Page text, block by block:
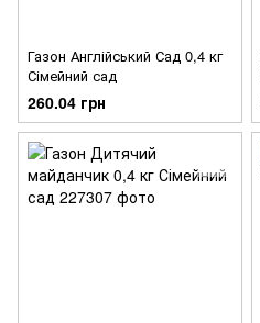
Газон Англійський Сад 0,4 кг
Сімейний сад
260.04 грн